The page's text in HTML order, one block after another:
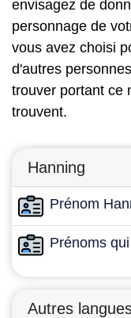
envisagez de
personnage de
vous avez choisi
d'autres
trouver portant ce
trouvent.
Hanning
Prénom
Prénoms
Autres